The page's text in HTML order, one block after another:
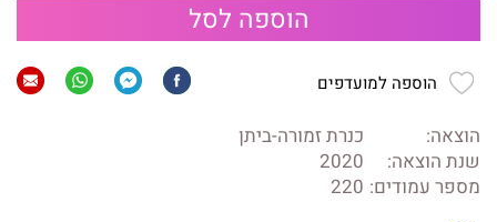
הוספה לסל
הוספה למועדפים
הוצאה:
כנרת זמורה-ביתן
שנת הוצאה:
2020
מספר עמודים: 220